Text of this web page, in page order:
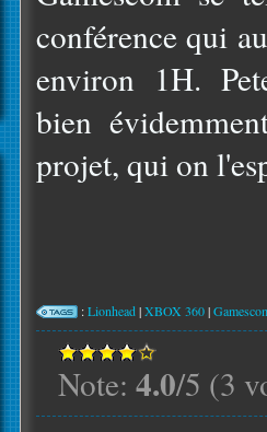
conférence qui
environ 1H.
bien
projet, qui on
:Lionhead|XBOX 360|
Note: 4.0/5 (3